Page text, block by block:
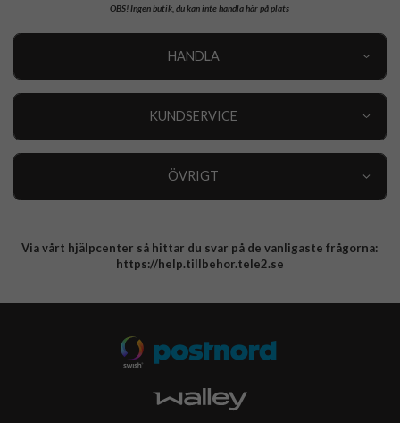
OBS!Ingen butik, du kan inte handla här på plats
HANDLA
KUNDSERVICE
ÖVRIGT
Integritetspolicy
Via vårt hjälpcenter så hittar du svar på de vanligaste frågorna:
https://help.tillbehor.tele2.se